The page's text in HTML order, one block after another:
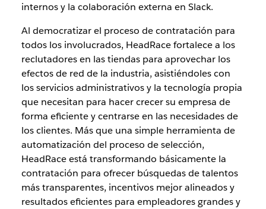
internos y la colaboración externa en Slack.
Al democratizar el proceso de contratación para
todos los involucrados, HeadRace fortalece a los
reclutadores en las tiendas para aprovechar los
efectos de red de la industria, asistiéndoles con
los servicios administrativos y la tecnología propia
que necesitan para hacer crecer su empresa de
forma eficiente y centrarse en las necesidades de
los clientes. Más que una simple herramienta de
automatización del proceso de selección,
HeadRace está transformando básicamente la
contratación para ofrecer búsquedas de talentos
más transparentes, incentivos mejor alineados y
resultados eficientes para empleadores grandes y